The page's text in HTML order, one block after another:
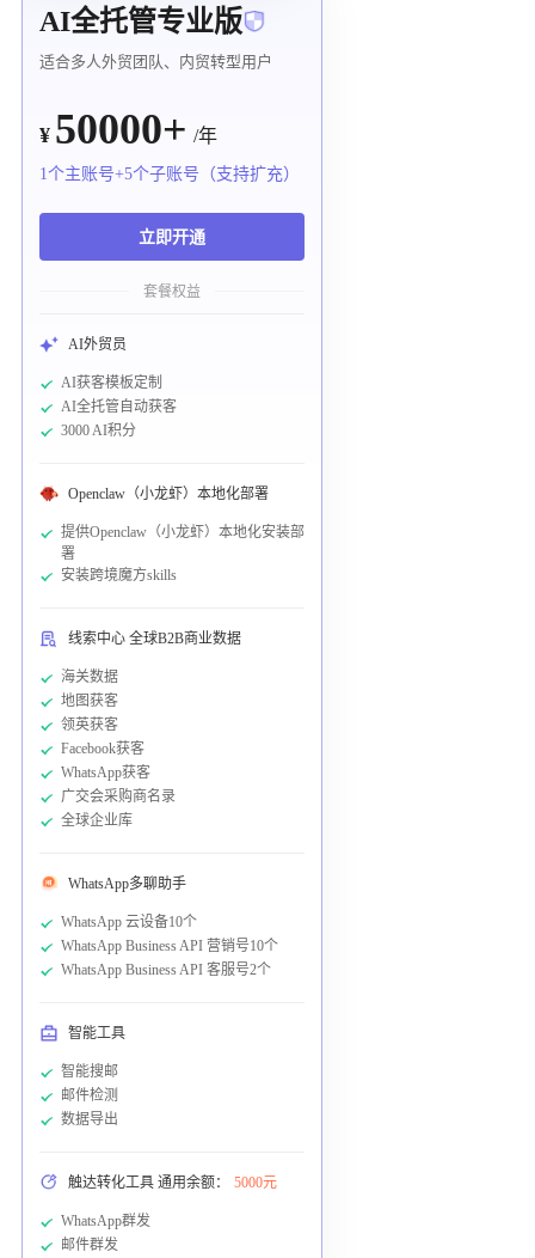
AI全托管专业版
适合多人外贸团队、内贸转型用户
¥ 50000+ /年
1个主账号+5个子账号（支持扩充）
立即开通
套餐权益
AI外贸员
AI获客模板定制
AI全托管自动获客
3000 AI积分
Openclaw（小龙虾）本地化部署
提供Openclaw（小龙虾）本地化安装部
署
安装跨境魔方skills
线索中心 全球B2B商业数据
海关数据
地图获客
领英获客
Facebook获客
WhatsApp获客
广交会采购商名录
全球企业库
WhatsApp多聊助手
WhatsApp 云设备10个
WhatsApp Business API 营销号10个
WhatsApp Business API 客服号2个
智能工具
智能搜邮
邮件检测
数据导出
触达转化工具 通用余额： 5000元
WhatsApp群发
邮件群发